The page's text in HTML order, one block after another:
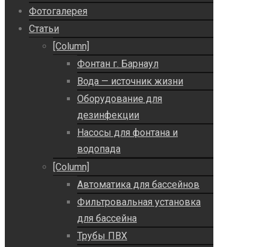
Фотогалерея
Статьи
[Column]
Фонтан г. Барнаул
Вода — источник жизни
Оборудование для
дезинфекции
Насосы для фонтана и
водопада
[Column]
Автоматика для бассейнов
Фильтровальная установка
для бассейна
Трубы ПВХ